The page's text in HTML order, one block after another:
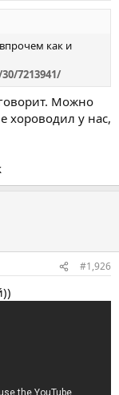
как и
7213941/
Можно
хороводил у нас,
#1,926